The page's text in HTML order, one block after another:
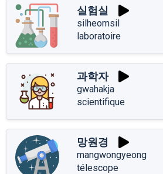
실험실
silheomsil
laboratoire
과학자
gwahakja
scientifique
망원경
mangwongyeong
télescope